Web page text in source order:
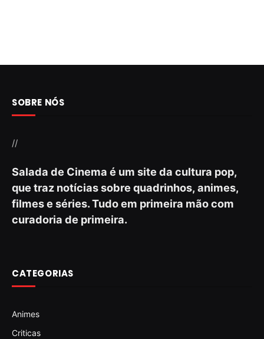
SOBRE NÓS
//
Salada de Cinema é um site da cultura pop,
que traz notícias sobre quadrinhos, animes,
filmes e séries. Tudo em primeira mão com
curadoria de primeira.
CATEGORIAS
Animes
Criticas